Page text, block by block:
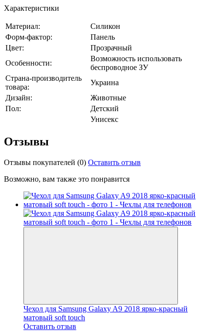
Характеристики
Материал:
Силикон
Форм-фактор:
Панель
Цвет:
Прозрачный
Особенности:
Возможность использовать
беспроводное ЗУ
Страна-производитель
товара:
Украина
Дизайн:
Животные
Пол:
Детский
Унисекс
Отзывы
Отзывы покупателей (0) Оставить отзыв
Возможно, вам также это понравится
Чехол для Samsung Galaxy A9 2018 ярко-красный
матовый soft touch
Оставить отзыв